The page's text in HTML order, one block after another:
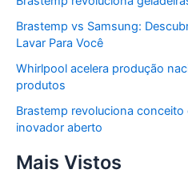
Brastemp vs Samsung:
Lavar Para Você
Whirlpool acelera produção
produtos
Brastemp revoluciona
inovador aberto
Mais Vistos